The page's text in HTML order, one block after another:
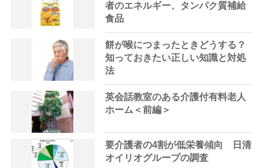
者のエネルギー、タンパク質補給
食品
餅が喉につまったときどうする？
知っておきたい正しい知識と対処
法
英会話教室のある介護付有料老人
ホーム＜前編＞
要介護者の4割が低栄養傾向 日清
オイリオグループの調査